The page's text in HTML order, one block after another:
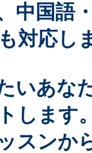
中国語
対応し
いあな
します
スンか